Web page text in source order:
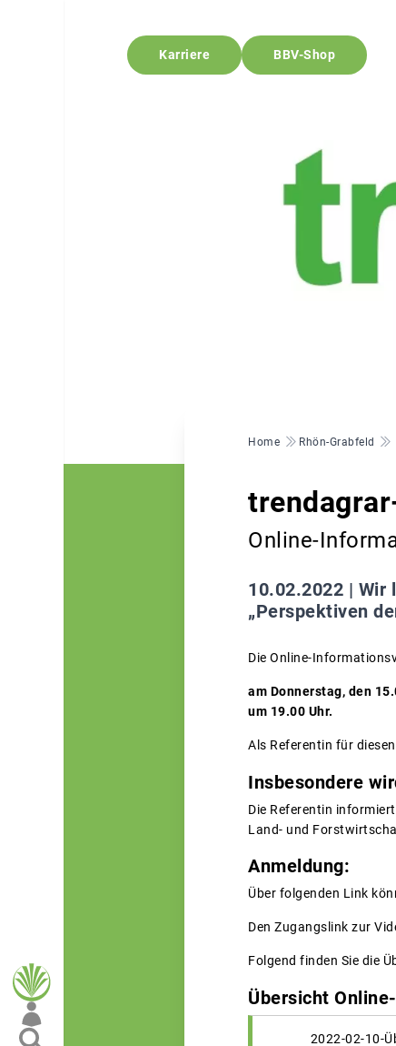
Karriere BBV-Shop
Pfadnavigation
Home Rhön-Grabfeld
Online-
10.02.2022 | Wir
„Perspektiven
Die Online-
am Donnerstag, den
um 19.00 Uhr.
Als Referentin für
Insbesondere
Die Referentin
Land- und
Anmeldung:
Über folgenden Link
Den Zugangslink zur
Folgend finden Sie die
Übersicht
2022-02-10-